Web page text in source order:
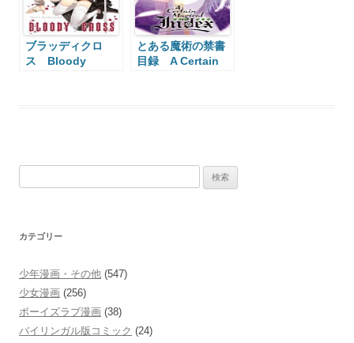
ブラッディクロ
ス Bloody
とある魔術の禁書
目録 A Certain
カテゴリー
少年漫画・その他 (547)
少女漫画 (256)
ボーイズラブ漫画 (38)
バイリンガル版コミック (24)